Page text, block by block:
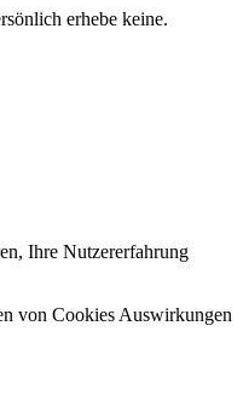
erhebe keine.
Ihre Nutzererfahrung
von Cookies Auswirkungen